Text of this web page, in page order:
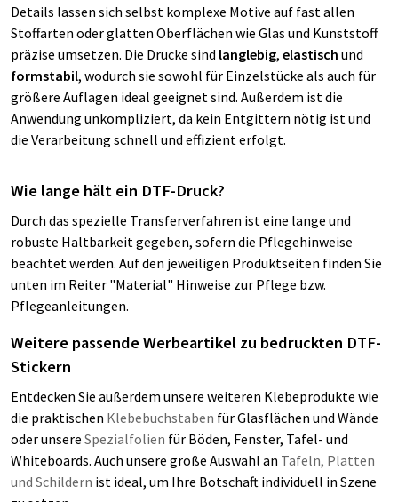
Details lassen sich selbst komplexe Motive auf fast allen
Stoffarten oder glatten Oberflächen wie Glas und Kunststoff
präzise umsetzen. Die Drucke sind langlebig, elastisch und
formstabil, wodurch sie sowohl für Einzelstücke als auch für
größere Auflagen ideal geeignet sind. Außerdem ist die
Anwendung unkompliziert, da kein Entgittern nötig ist und
die Verarbeitung schnell und effizient erfolgt.
Wie lange hält ein DTF-Druck?
Durch das spezielle Transferverfahren ist eine lange und
robuste Haltbarkeit gegeben, sofern die Pflegehinweise
beachtet werden. Auf den jeweiligen Produktseiten finden Sie
unten im Reiter "Material" Hinweise zur Pflege bzw.
Pflegeanleitungen.
Weitere passende Werbeartikel zu bedruckten DTF-
Stickern
Entdecken Sie außerdem unsere weiteren Klebeprodukte wie
die praktischen Klebebuchstaben für Glasflächen und Wände
oder unsere Spezialfolien für Böden, Fenster, Tafel- und
Whiteboards. Auch unsere große Auswahl an Tafeln, Platten
und Schildern ist ideal, um Ihre Botschaft individuell in Szene